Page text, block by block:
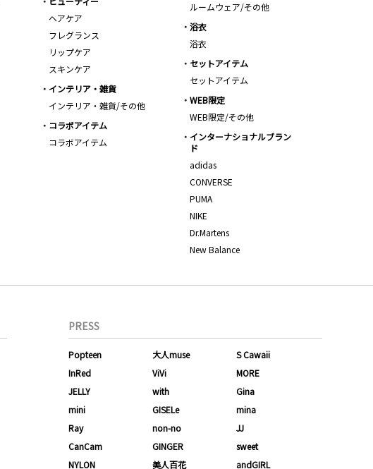
ルームウェア/その他
ヘアケア
フレグランス
リップケア
スキンケア
浴衣
浴衣
セットアイテム
セットアイテム
インテリア・雑貨
インテリア・雑貨/その他
WEB限定
WEB限定/その他
コラボアイテム
コラボアイテム
インターナショナルブラン
ド
adidas
CONVERSE
PUMA
NIKE
Dr.Martens
New Balance
PRESS
Popteen 大人muse
S Cawaii
InRed
ViVi
MORE
JELLY
with
Gina
mini
GISELe
mina
Ray
non-no
JJ
CanCam
GINGER
sweet
NYLON
美人百花 andGIRL